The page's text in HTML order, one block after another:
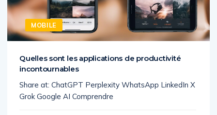
MOBILE
Quelles sont les applications de productivité
incontournables
Share at: ChatGPT Perplexity WhatsApp LinkedIn X
Grok Google AI Comprendre